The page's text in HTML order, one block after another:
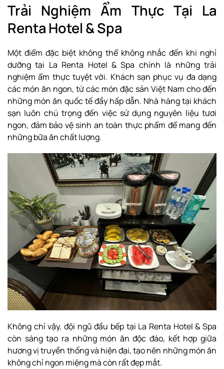
Trải Nghiệm Ẩm Thực Tại La
Renta Hotel & Spa
Một điểm đặc biệt không thể không nhắc đến khi nghỉ
dưỡng tại La Renta Hotel & Spa chính là những trải
nghiệm ẩm thực tuyệt vời. Khách sạn phục vụ đa dạng
các món ăn ngon, từ các món đặc sản Việt Nam cho đến
những món ăn quốc tế đầy hấp dẫn. Nhà hàng tại khách
sạn luôn chú trọng đến việc sử dụng nguyên liệu tươi
ngon, đảm bảo vệ sinh an toàn thực phẩm để mang đến
những bữa ăn chất lượng.
Không chỉ vậy, đội ngũ đầu bếp tại La Renta Hotel & Spa
còn sáng tạo ra những món ăn độc đáo, kết hợp giữa
hương vị truyền thống và hiện đại, tạo nên những món ăn
không chỉ ngon miệng mà còn rất đẹp mắt.